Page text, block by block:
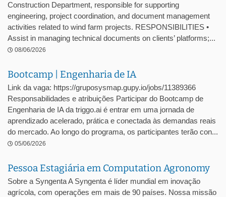
Construction Department, responsible for supporting
engineering, project coordination, and document management
activities related to wind farm projects. RESPONSIBILITIES •
Assist in managing technical documents on clients’ platforms;...
08/06/2026
Bootcamp | Engenharia de IA
Link da vaga: https://gruposysmap.gupy.io/jobs/11389366
Responsabilidades e atribuições Participar do Bootcamp de
Engenharia de IA da triggo.ai é entrar em uma jornada de
aprendizado acelerado, prática e conectada às demandas reais
do mercado. Ao longo do programa, os participantes terão con...
05/06/2026
Pessoa Estagiária em Computation Agronomy
Sobre a Syngenta A Syngenta é líder mundial em inovação
agrícola, com operações em mais de 90 países. Nossa missão